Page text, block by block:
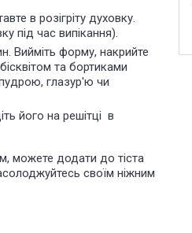
в розігріту духовку.
під час випікання).
Вийміть форму, накрийте
та бортиками
глазур'ю чи
його на решітці в
можете додати до тіста
своїм ніжним